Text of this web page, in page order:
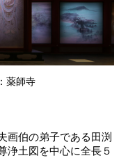
薬師寺
画伯の弟子である田渕
浄土図を中心に全長５